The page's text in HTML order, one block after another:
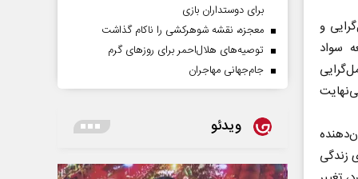
و
سواد
زندگی
برای دوستداران بازی
معجزه، نقشه شوهرکشی را ناکام گذاشت
توصیه‌های هلال‌احمر برای روز‌های گرم
جام‌جهانی مهاجران
ویدئو